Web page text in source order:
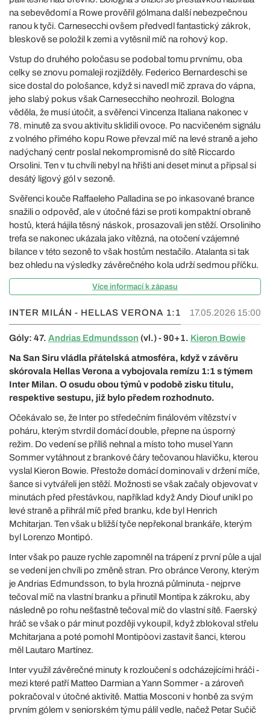
na sebevědomí a Rowe prověřil gólmana další nebezpečnou
ranou k tyči. Carnesecchi ovšem předvedl fantastický zákrok,
bleskově se položil k zemi a vytěsnil míč na rohový kop.
Vstup do druhého poločasu se podobal tomu prvnímu, oba
celky se znovu pomaleji rozjížděly. Federico Bernardeschi se
sice dostal do pološance, když si navedl míč zprava do vápna,
jeho slabý pokus však Carnesecchiho neohrozil. Bologna
věděla, že musí útočit, a svěřenci Vincenza Italiana nakonec v
78. minutě za svou aktivitu sklidili ovoce. Po nacvičeném signálu
z volného přímého kopu Rowe převzal míč na levé straně a jeho
nadýchaný centr poslal nekompromisně do sítě Riccardo
Orsolini. Ten v tu chvíli nebyl na hřišti ani deset minut a připsal si
desátý ligový gól v sezoně.
Svěřenci kouče Raffaeleho Palladina se po inkasované brance
snažili o odpověď, ale v útočné fázi se proti kompaktní obraně
hostů, která hájila těsný náskok, prosazovali jen stěží. Orsoliniho
trefa se nakonec ukázala jako vítězná, na otočení vzájemné
bilance v této sezoně to však hostům nestačilo. Atalanta si tak
bez ohledu na výsledky závěrečného kola udrží sedmou příčku.
Více informací k zápasu
INTER MILÁN - HELLAS VERONA 1:1 17.05.2026 15:00
Góly: 47. Andrias Edmundsson (vl.) - 90+1. Kieron Bowie
Na San Siru vládla přátelská atmosféra, když v závěru
skórovala Hellas Verona a vybojovala remízu 1:1 s týmem
Inter Milan. O osudu obou týmů v podobě zisku titulu,
respektive sestupu, již bylo předem rozhodnuto.
Očekávalo se, že Inter po středečním finálovém vítězství v
poháru, kterým stvrdil domácí double, přepne na úsporný
režim. Do vedení se příliš nehnal a místo toho musel Yann
Sommer vytáhnout z brankové čáry tečovanou hlavičku, kterou
vyslal Kieron Bowie. Přestože domácí dominovali v držení míče,
šance si vytvářeli jen stěží. Možnosti se však začaly objevovat v
minutách před přestávkou, například když Andy Diouf unikl po
levé straně a přihrál míč před branku, kde byl Henrich
Mchitarjan. Ten však u bližší tyče nepřekonal brankáře, kterým
byl Lorenzo Montipó.
Inter však po pauze rychle zapomněl na trápení z první půle a ujal
se vedení jen chvíli po změně stran. Pro obránce Verony, kterým
je Andrias Edmundsson, to byla hrozná půlminuta - nejprve
tečoval míč na vlastní branku a přinutil Montipa k zákroku, aby
následně po rohu nešťastně tečoval míč do vlastní sítě. Faerský
hráč se však o pár minut později vykoupil, když zblokoval střelu
Mchitarjana a poté pomohl Montipòovi zastavit šanci, kterou
měl Lautaro Martínez.
Inter využil závěrečné minuty k rozloučení s odcházejícími hráči -
mezi které patří Matteo Darmian a Yann Sommer - a zároveň
pokračoval v útočné aktivitě. Mattia Mosconi v honbě za svým
prvním gólem v seniorském týmu pálil vedle, načež Petar Sučič